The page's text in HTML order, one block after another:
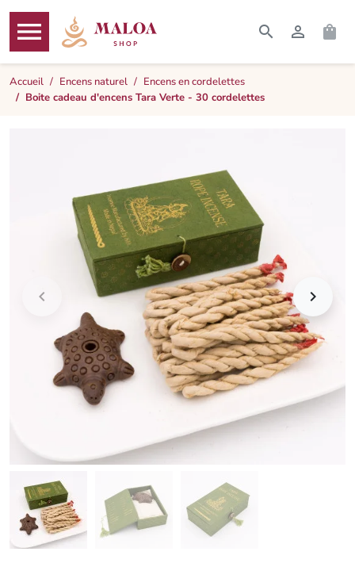

MENU
  
Accueil Encens naturel
Encens en cordelettes
Boite cadeau d'encens Tara Verte - 30 cordelettes
 